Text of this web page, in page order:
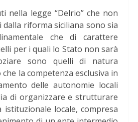
nella legge “Delrio” che non
riforma siciliana sono sia
che di carattere
per i quali lo Stato non sarà
sono quelli di natura
la competenza esclusiva in
delle autonomie locali
di organizzare e strutturare
locale, compresa